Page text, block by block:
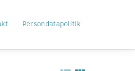
Persondatapolitik